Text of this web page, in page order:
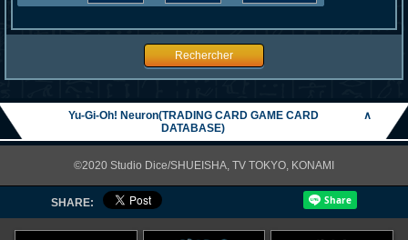
Rechercher
Yu-Gi-Oh! Neuron(TRADING CARD GAME CARD
DATABASE)
∧
©2020 Studio Dice/SHUEISHA, TV TOKYO, KONAMI
SHARE: